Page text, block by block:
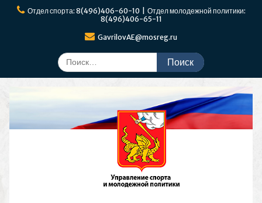
ПерейтиОтдел спорта: 8(496)406-60-10 | Отдел молодежной политики:
8(496)406-65-11
GavrilovAE@mosreg.ru
Поиск
по: